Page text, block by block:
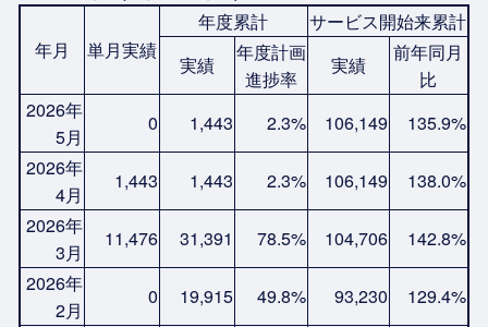
年月 単月実績
年度累計
サービス開始来累計
実績
年度計画
進捗率
実績
前年同月
比
2026年
5月
0 1,443 2.3% 106,149
135.9%
2026年
4月
1,443 1,443 2.3% 106,149
138.0%
2026年
3月
11,476 31,391 78.5% 104,706
142.8%
2026年
2月
0 19,915 49.8% 93,230
129.4%